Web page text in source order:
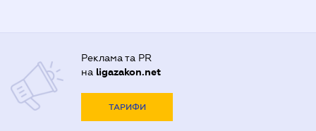
Реклама та PR
на ligazakon.net
ТАРИФИ